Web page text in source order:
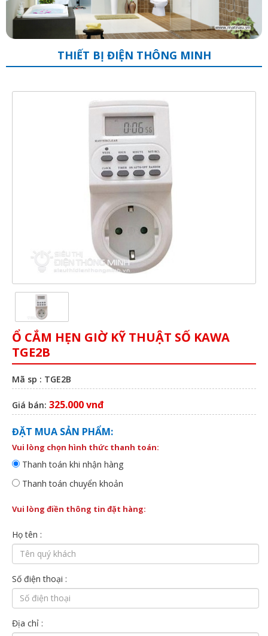
THIẾT BỊ ĐIỆN THÔNG MINH
Ổ CẮM HẸN GIỜ KỸ THUẬT SỐ KAWA
TGE2B
Mã sp : TGE2B
Giá bán: 325.000 vnđ
ĐẶT MUA SẢN PHẨM:
Vui lòng chọn hình thức thanh toán:
Thanh toán khi nhận hàng
Thanh toán chuyển khoản
Vui lòng điền thông tin đặt hàng:
Họ tên :
Số điện thoại :
Địa chỉ :